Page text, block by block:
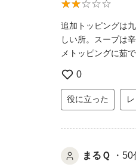
追加トッピングは
しい所。スープは
メトッピングに茹
0
役に立った
まるＱ ・